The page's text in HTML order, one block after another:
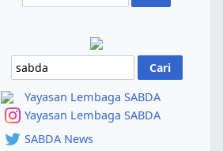
Yayasan Lembaga SABDA
Yayasan Lembaga SABDA
SABDA News